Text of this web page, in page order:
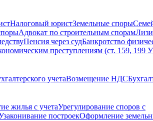
Налоговый юристЗемельные споры
Адвокат по строительным спорам
Пенсия через судБанкротство
преступлениям (ст. 159, 199
учетаВозмещение НДС
жилья с учетаУрегулирование споров с
построекОформление